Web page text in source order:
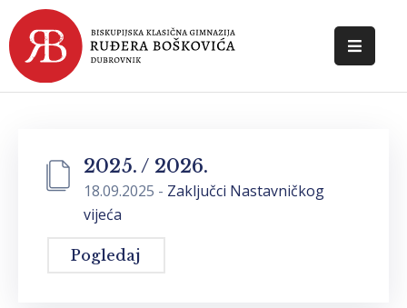
POČETNA
DOKUMENTI
2025. / 2026.
18.09.2025 - Zaključci Nastavničkog
vijeća
Pogledaj